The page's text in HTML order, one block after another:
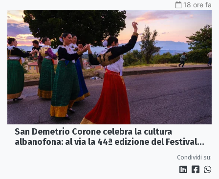
18 ore fa
San Demetrio Corone celebra la cultura
albanofona: al via la 44ª edizione del Festival
Condividi su: